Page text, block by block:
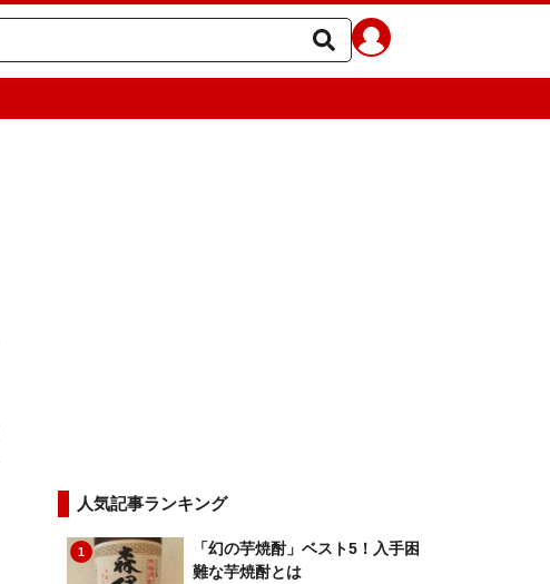
人気記事ランキング
1
「幻の芋焼酎」ベスト5！入手困
難な芋焼酎とは